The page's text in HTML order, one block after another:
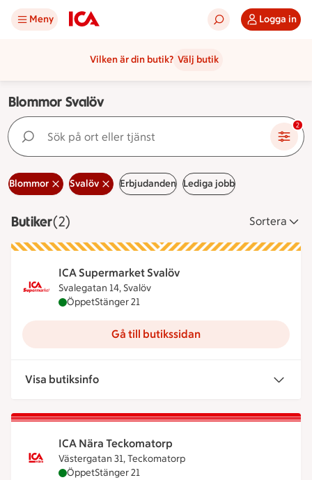
Meny Logga in
Vilken är din butik? Välj butik
Blommor Svalöv
Sök på ort eller tjänst 2
Blommor Svalöv Erbjudanden Lediga jobb
ButikerVisar 2 stycken
(2) Sortera
ICA Supermarket Svalöv
Svalegatan 14, Svalöv
ICA Supermarket Svalöv är öppen nu, stänger
ÖppetStänger 21
Gå till butikssidan
Visa butiksinfo
ICA Nära Teckomatorp
Västergatan 31, Teckomatorp
ICA Nära Teckomatorp är öppen nu, stänger
ÖppetStänger 21